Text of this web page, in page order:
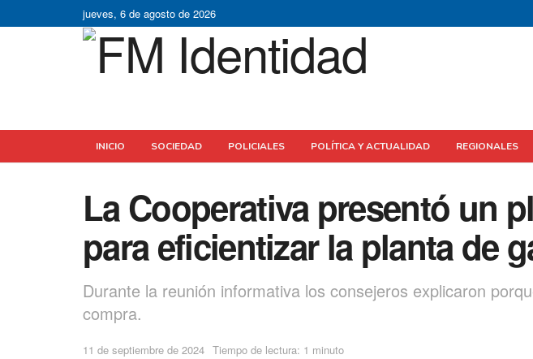
jueves, 6 de agosto de 2026
INICIO SOCIEDAD POLICIALES POLÍTICA Y ACTUALIDAD REGIONALES
La Cooperativa presentó un
para eficientizar la planta de
Durante la reunión informativa los consejeros explicaron
compra.
11 de septiembre de 2024 Tiempo de lectura: 1 minuto